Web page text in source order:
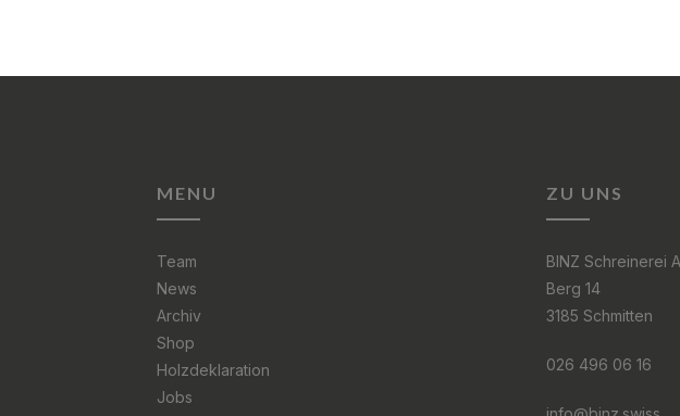
MENU
Team
News
Archiv
Shop
Holzdeklaration
Jobs
ZU UNS
BINZ Schreinerei
Berg 14
3185 Schmitten
026 496 06 16